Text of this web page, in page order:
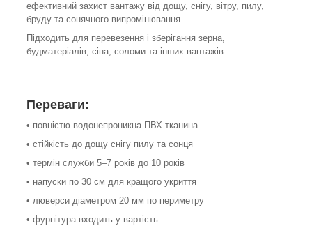
ефективний захист вантажу від дощу, снігу, вітру, пилу,
бруду та сонячного випромінювання.
Підходить для перевезення і зберігання зерна,
будматеріалів, сіна, соломи та інших вантажів.
Переваги:
• повністю водонепроникна ПВХ тканина
• стійкість до дощу снігу пилу та сонця
• термін служби 5–7 років до 10 років
• напуски по 30 см для кращого укриття
• люверси діаметром 20 мм по периметру
• фурнітура входить у вартість